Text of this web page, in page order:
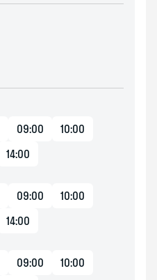
09:00
10:00
14:00
09:00
10:00
14:00
09:00
10:00